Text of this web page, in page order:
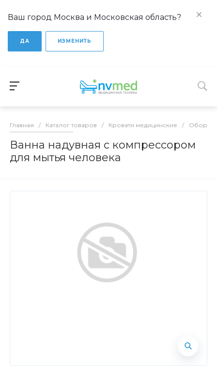
Ваш город Москва и Московская область?
ДА ИЗМЕНИТЬ
Главная / Каталог товаров / Кровати медицинские /
Ванна надувная с компрессором
для мытья человека